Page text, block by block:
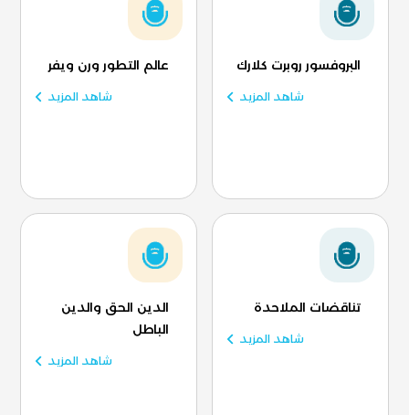
البروفسور روبرت كلارك
شاهد المزيد
عالم التطور ورن ويفر
شاهد المزيد
تناقضات الملاحدة
شاهد المزيد
الدين الحق والدين
الباطل
شاهد المزيد